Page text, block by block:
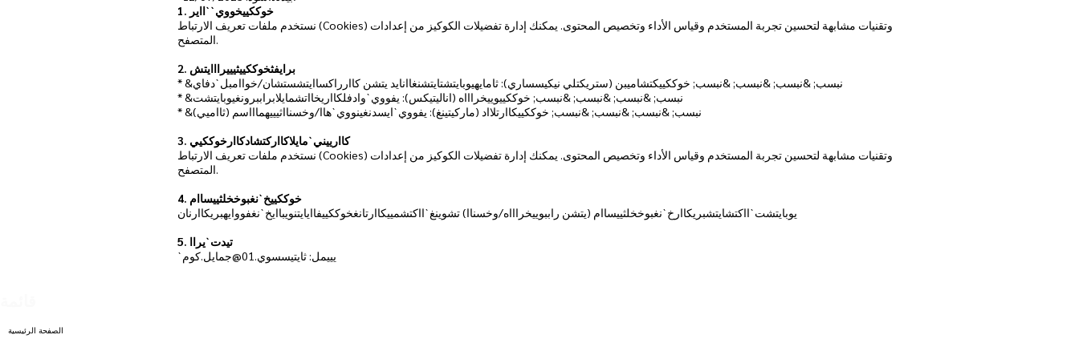
1. خوككييخووي``ااير
نستخدم ملفات تعريف الارتباط (Cookies) وتقنيات مشابهة لتحسين تجربة المستخدم وقياس الأداء وتخصيص المحتوى. يمكنك إدارة تفضيلات الكوكيز من إعدادات
المتصفح.
2. برايفثخوككييثيييرااايتش
* &نبسب; &نبسب; &نبسب; &نبسب; خوككييكتشاميبن (ستريكتلي نيكيسساري): ثامايهيوبايتشتايتشنغاانايد يتشن كاارراكساايتشستشان/خواامبل`دفاي
* &نبسب; &نبسب; &نبسب; &نبسب; خوككييوييخراااه (اناليتيكس): يفووي`وادفلكااريخااتشمايلابراببرونغيوبايتشت
* &نبسب; &نبسب; &نبسب; &نبسب; خوككييكاارتلااد (ماركيتينغ): يفووي`ايسدنغينووي`هاا/وخسنااثيييهماااسم (ثااميي)
3. كاارييني`مايلاكااركتشادكاارخوككيي
نستخدم ملفات تعريف الارتباط (Cookies) وتقنيات مشابهة لتحسين تجربة المستخدم وقياس الأداء وتخصيص المحتوى. يمكنك إدارة تفضيلات الكوكيز من إعدادات
المتصفح.
4. خوككييخ`نغبوخخلثييساام
يوبايتشت`ااكتشايتشبريكاارخ`نغبوخخلثييساام (يتشن راببوييخراااه/وخسناا) تشوينغ`ااكتشمييكاارتانغخوككييفاايايتنويباايخ`نغفووايهبريكاارنان
5. تيدت`يراا
`يييمل: ثايتيسسوي.01@جمايل.كوم
الصفحة الرئيسية